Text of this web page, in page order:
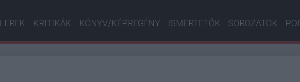
KRITIKÁK KÖNYV/KÉPREGÉNY ISMERTETŐK SOROZATOK